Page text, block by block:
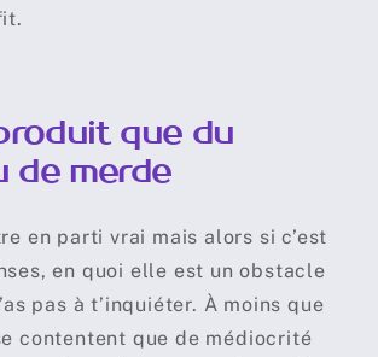
que du
de merde
en parti vrai mais alors si c’est
en quoi elle est un obstacle
pas à t’inquiéter. À moins que
contentent que de médiocrité